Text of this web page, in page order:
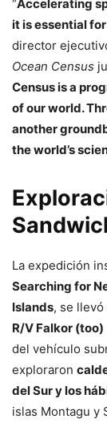
“Accelerating
it is essential
director
Ocean Census
Census is a
of our world.
another
the world’s
La expedición
Searching for
Islands, se
R/V Falkor (too)
del vehículo
exploraron
del Sur y los
islas Montagu y